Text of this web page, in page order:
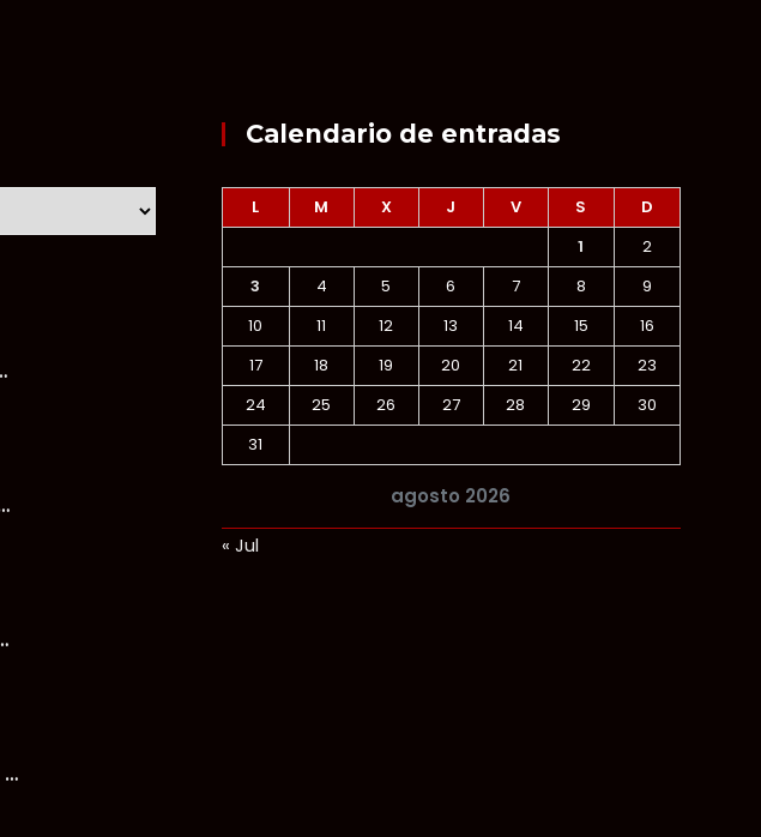
Calendario de entradas
agosto 2026
L M X J V S
D
1
2
3
4 5 6 7 8
9
10
11 12 13 14 15
16
17
18 19 20 21 22
23
24
25 26 27 28 29
30
31
« Jul